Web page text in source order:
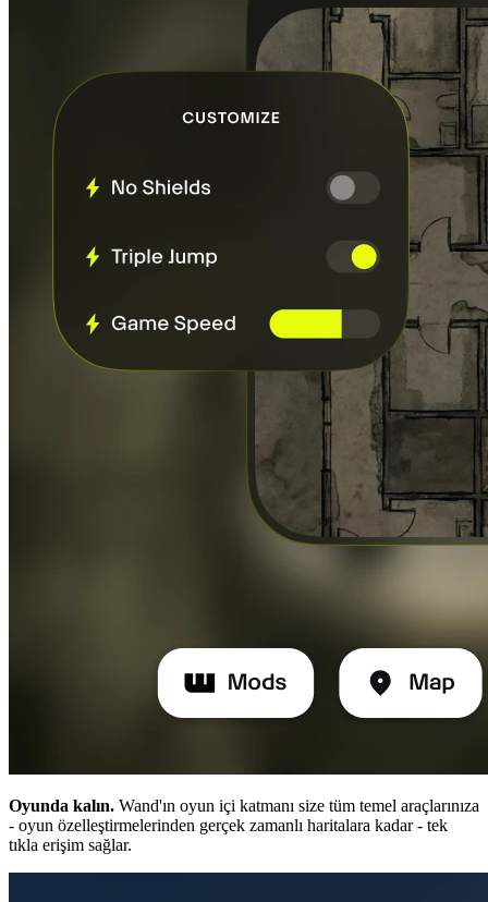
Oyunda kalın. Wand'ın oyun içi katmanı size tüm temel araçlarınıza
- oyun özelleştirmelerinden gerçek zamanlı haritalara kadar - tek
tıkla erişim sağlar.